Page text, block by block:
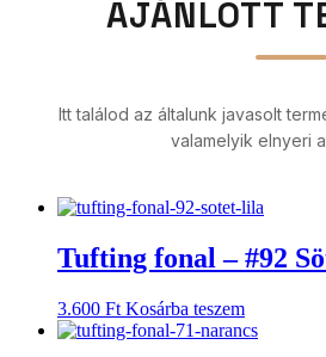
AJÁNLOTT
Itt találod az általunk javasolt
valamelyik elnyeri
Tufting fonal – #92
3.600 Ft Kosárba teszem